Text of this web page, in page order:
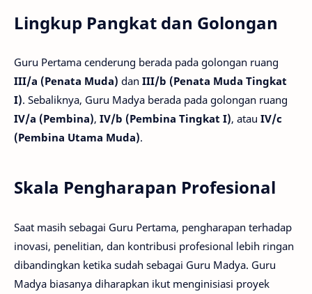
Lingkup Pangkat dan Golongan
Guru Pertama cenderung berada pada golongan ruang
III/a (Penata Muda) dan III/b (Penata Muda Tingkat
I). Sebaliknya, Guru Madya berada pada golongan ruang
IV/a (Pembina), IV/b (Pembina Tingkat I), atau IV/c
(Pembina Utama Muda).
Skala Pengharapan Profesional
Saat masih sebagai Guru Pertama, pengharapan terhadap
inovasi, penelitian, dan kontribusi profesional lebih ringan
dibandingkan ketika sudah sebagai Guru Madya. Guru
Madya biasanya diharapkan ikut menginisiasi proyek